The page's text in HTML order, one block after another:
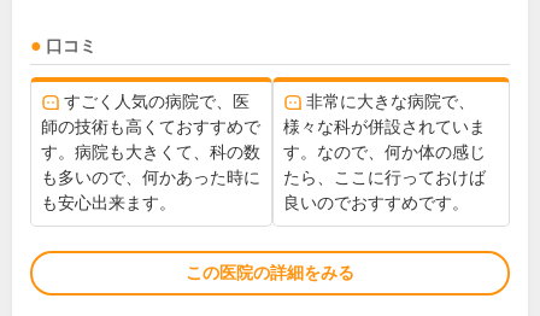
口コミ
すごく人気の病院で、医
師の技術も高くておすすめで
す。病院も大きくて、科の数
も多いので、何かあった時に
も安心出来ます。
非常に大きな病院で、
様々な科が併設されていま
す。なので、何か体の感じ
たら、ここに行っておけば
良いのでおすすめです。
この医院の詳細をみる